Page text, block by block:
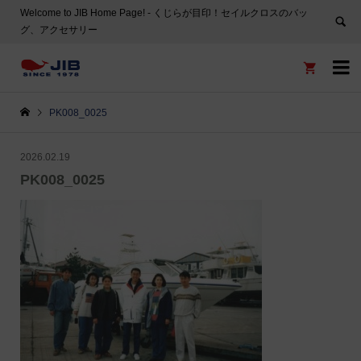
Welcome to JIB Home Page! ‐ くじらが目印！セイルクロスのバッ
グ、アクセサリー


PK008_0025
2026.02.19
PK008_0025